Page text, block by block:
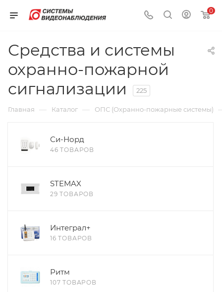
0
Средства и системы
охранно-пожарной
сигнализации
225
Главная — Каталог — ОПС (Охранно-пожарные системы)
Си-Норд
46 ТОВАРОВ
STEMAX
29 ТОВАРОВ
Интеграл+
16 ТОВАРОВ
Ритм
107 ТОВАРОВ